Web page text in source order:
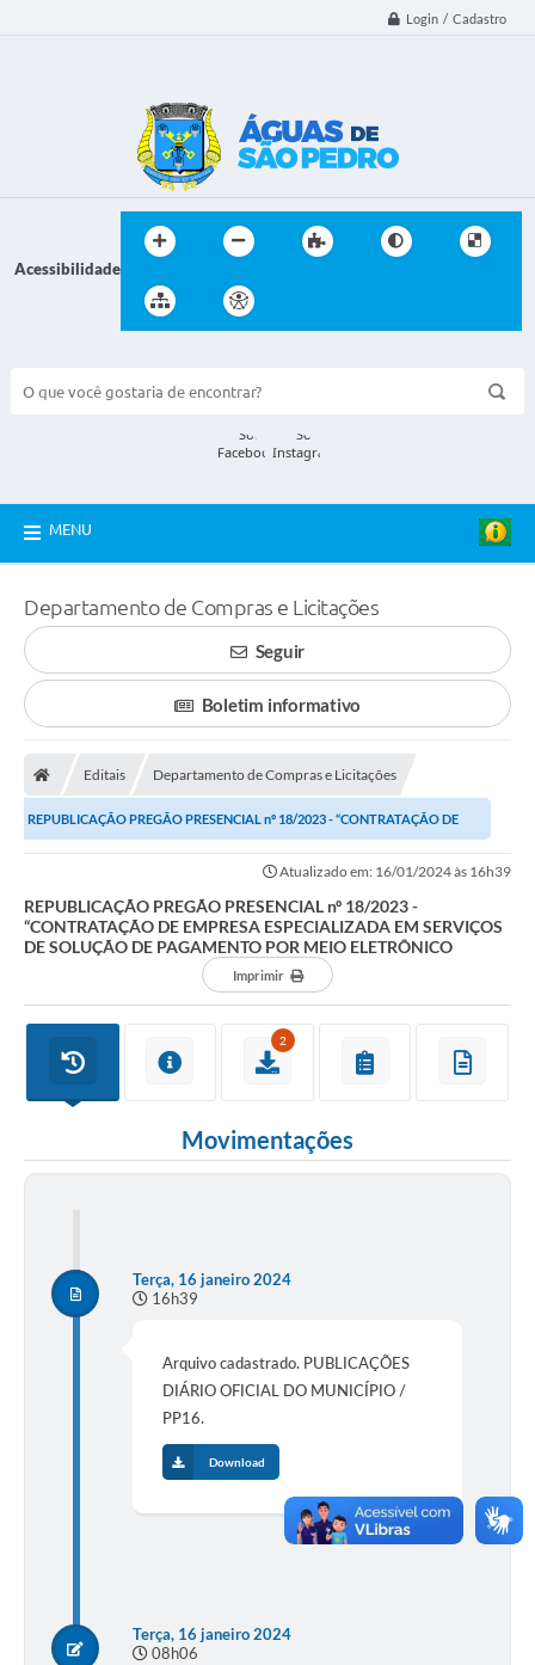
Login / Cadastro
Acessibilidade
MENU
Departamento de Compras e Licitações
Seguir
Boletim informativo
Editais Departamento de Compras e Licitações
REPUBLICAÇÃO PREGÃO PRESENCIAL nº 18/2023 - “CONTRATAÇÃO DE
Atualizado em: 16/01/2024 às 16h39
REPUBLICAÇÃO PREGÃO PRESENCIAL nº 18/2023 -
“CONTRATAÇÃO DE EMPRESA ESPECIALIZADA EM SERVIÇOS
DE SOLUÇÃO DE PAGAMENTO POR MEIO ELETRÔNICO
Imprimir
2
Movimentações
Terça, 16 janeiro 2024
16h39
Arquivo cadastrado. PUBLICAÇÕES
DIÁRIO OFICIAL DO MUNICÍPIO /
PP16.
Download
Terça, 16 janeiro 2024
08h06